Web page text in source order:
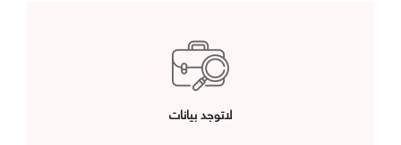
لاتوجد بيانات